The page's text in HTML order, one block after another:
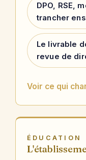
DPO, RSE,
trancher
Le livrable
revue de
Voir ce qui
ÉDUCATION